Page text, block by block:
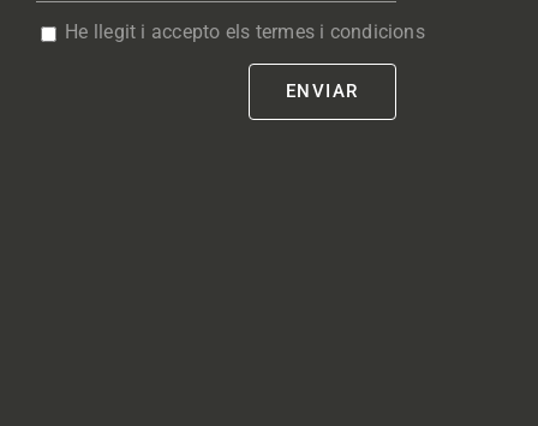
He llegit i accepto els termes i condicions